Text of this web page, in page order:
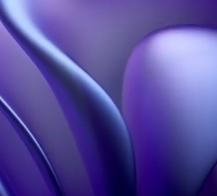
Nos Solutions
Hélices Holographiques
Pyramides
Holographiques
Projections
Holographiques
Studio Conception 3D
A Propos
Blog
Notre Influence
Hologramme à Paris
En savoir plus
Contact